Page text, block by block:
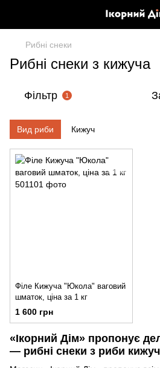
Рибні снеки
Рибні снеки з кижуча
Фільтр 1
Вид риби Кижуч
Філе Кижуча "Юкола" ваговий
шматок, ціна за 1 кг
1 600 грн
«Ікорний Дім» пропонує
— рибні снеки з риби кижуч